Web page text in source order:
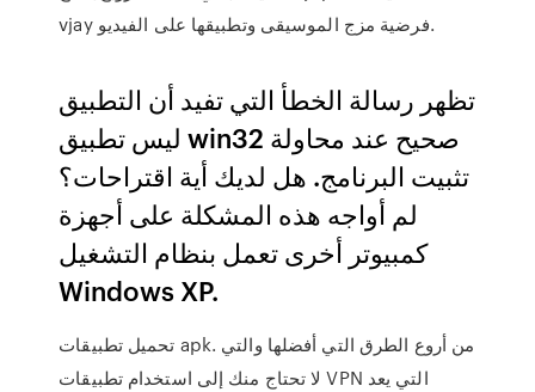
vjay فرضية مزج الموسيقى وتطبيقها على الفيديو.
تظهر رسالة الخطأ التي تفيد أن التطبيق
ليس تطبيق win32 صحيح عند محاولة
تثبيت البرنامج. هل لديك أية اقتراحات؟
لم أواجه هذه المشكلة على أجهزة
كمبيوتر أخرى تعمل بنظام التشغيل
Windows XP.
تحميل تطبيقات apk. من أروع الطرق التي أفضلها والتي
لا تحتاج منك إلى استخدام تطبيقات VPN التي يعد